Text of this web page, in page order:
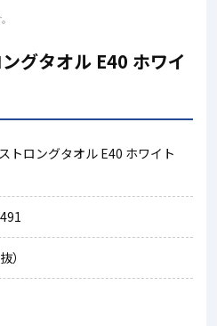
グタオル E40 ホワイ
トロングタオル E40 ホワイト
）